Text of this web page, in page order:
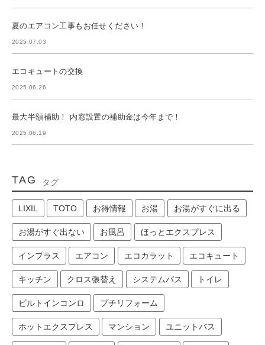
夏のエアコン工事もお任せください！
2025.07.03
エコキュートの交換
2025.06.26
最大半額補助！ 内窓設置の補助金は今年まで！
2025.06.19
TAG タグ
LIXIL TOTO お得情報 お湯 お湯がすぐに出る
お湯がすぐ出ない お風呂 ほっとエクスプレス
インプラス エアコン エコカラット エコキュート
キッチン クロス張替え システムバス トイレ
ビルトインコンロ プチリフォーム
ホットエクスプレス マンション ユニットバス